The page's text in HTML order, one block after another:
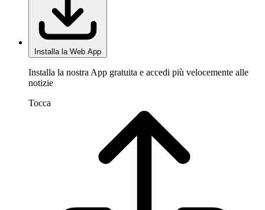
Installa la Web App
Installa la nostra App gratuita e accedi più velocemente alle
notizie
Tocca